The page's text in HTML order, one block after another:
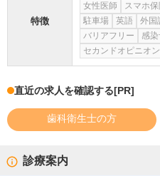
特徴
女性医師
スマホ
駐車場
英語 外国
バリアフリー
感染
セカンドオピニオ
直近の求人を確認する[PR]
歯科衛生士の方
診療案内